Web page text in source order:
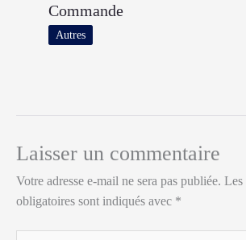
Commande
Autres
Laisser un commentaire
Votre adresse e-mail ne sera pas publiée. Les
obligatoires sont indiqués avec *